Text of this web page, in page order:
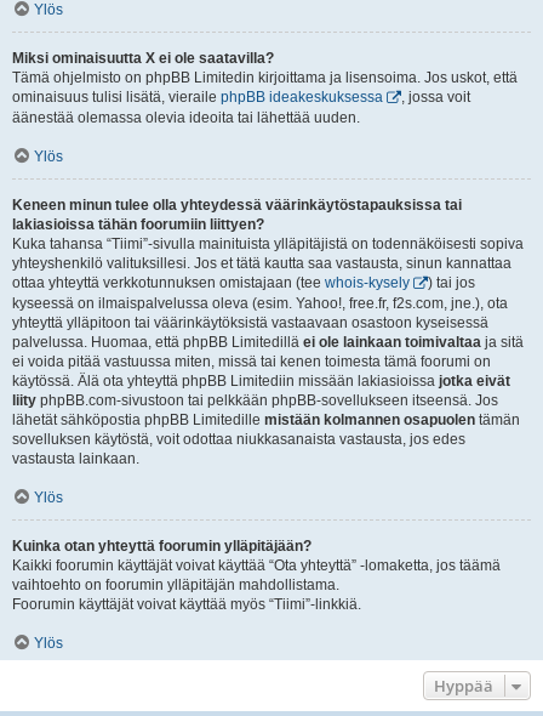
Ylös
Miksi ominaisuutta X ei ole saatavilla?
Tämä ohjelmisto on phpBB Limitedin kirjoittama ja lisensoima. Jos uskot, että
ominaisuus tulisi lisätä, vieraile phpBB ideakeskuksessa
, jossa voit
äänestää olemassa olevia ideoita tai lähettää uuden.
Ylös
Keneen minun tulee olla yhteydessä väärinkäytöstapauksissa tai
lakiasioissa tähän foorumiin liittyen?
Kuka tahansa “Tiimi”-sivulla mainituista ylläpitäjistä on todennäköisesti sopiva
yhteyshenkilö valituksillesi. Jos et tätä kautta saa vastausta, sinun kannattaa
ottaa yhteyttä verkkotunnuksen omistajaan (tee whois-kysely
) tai jos
kyseessä on ilmaispalvelussa oleva (esim. Yahoo!, free.fr, f2s.com, jne.), ota
yhteyttä ylläpitoon tai väärinkäytöksistä vastaavaan osastoon kyseisessä
palvelussa. Huomaa, että phpBB Limitedillä ei ole lainkaan toimivaltaa ja sitä
ei voida pitää vastuussa miten, missä tai kenen toimesta tämä foorumi on
käytössä. Älä ota yhteyttä phpBB Limitediin missään lakiasioissa jotka eivät
liity phpBB.com-sivustoon tai pelkkään phpBB-sovellukseen itseensä. Jos
lähetät sähköpostia phpBB Limitedille mistään kolmannen osapuolen tämän
sovelluksen käytöstä, voit odottaa niukkasanaista vastausta, jos edes
vastausta lainkaan.
Ylös
Kuinka otan yhteyttä foorumin ylläpitäjään?
Kaikki foorumin käyttäjät voivat käyttää “Ota yhteyttä” -lomaketta, jos täämä
vaihtoehto on foorumin ylläpitäjän mahdollistama.
Foorumin käyttäjät voivat käyttää myös “Tiimi”-linkkiä.
Ylös
Hyppää